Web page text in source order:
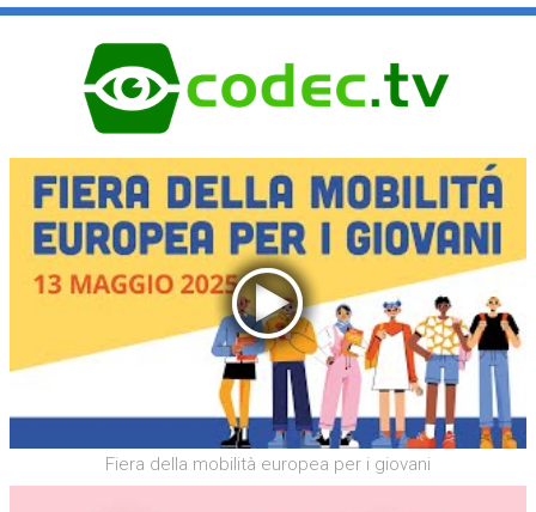
Fiera della mobilità europea per i giovani